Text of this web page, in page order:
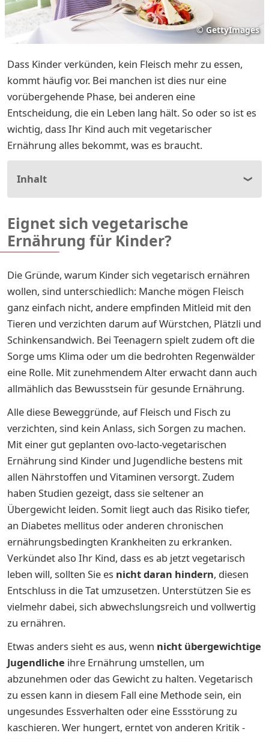
© GettyImages
Dass Kinder verkünden, kein Fleisch mehr zu essen,
kommt häufig vor. Bei manchen ist dies nur eine
vorübergehende Phase, bei anderen eine
Entscheidung, die ein Leben lang hält. So oder so ist es
wichtig, dass Ihr Kind auch mit vegetarischer
Ernährung alles bekommt, was es braucht.
Inhalt
Eignet sich vegetarische
Ernährung für Kinder?
Die Gründe, warum Kinder sich vegetarisch ernähren
wollen, sind unterschiedlich: Manche mögen Fleisch
ganz einfach nicht, andere empfinden Mitleid mit den
Tieren und verzichten darum auf Würstchen, Plätzli und
Schinkensandwich. Bei Teenagern spielt zudem oft die
Sorge ums Klima oder um die bedrohten Regenwälder
eine Rolle. Mit zunehmendem Alter erwacht dann auch
allmählich das Bewusstsein für gesunde Ernährung.
Alle diese Beweggründe, auf Fleisch und Fisch zu
verzichten, sind kein Anlass, sich Sorgen zu machen.
Mit einer gut geplanten ovo-lacto-vegetarischen
Ernährung sind Kinder und Jugendliche bestens mit
allen Nährstoffen und Vitaminen versorgt. Zudem
haben Studien gezeigt, dass sie seltener an
Übergewicht leiden. Somit liegt auch das Risiko tiefer,
an Diabetes mellitus oder anderen chronischen
ernährungsbedingten Krankheiten zu erkranken.
Verkündet also Ihr Kind, dass es ab jetzt vegetarisch
leben will, sollten Sie es nicht daran hindern, diesen
Entschluss in die Tat umzusetzen. Unterstützen Sie es
vielmehr dabei, sich abwechslungsreich und vollwertig
zu ernähren.
Etwas anders sieht es aus, wenn nicht übergewichtige
Jugendliche ihre Ernährung umstellen, um
abzunehmen oder das Gewicht zu halten. Vegetarisch
zu essen kann in diesem Fall eine Methode sein, ein
ungesundes Essverhalten oder eine Essstörung zu
kaschieren. Wer hungert, erntet von anderen Kritik -